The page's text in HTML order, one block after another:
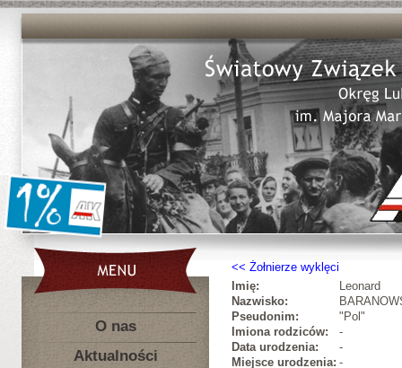
O nas
Aktualności
Żołnierze wyklęci
Imię:
Leonard
Nazwisko:
Pseudonim:
"Pol"
Imiona rodziców:
-
Data urodzenia:
-
Miejsce urodzenia: -